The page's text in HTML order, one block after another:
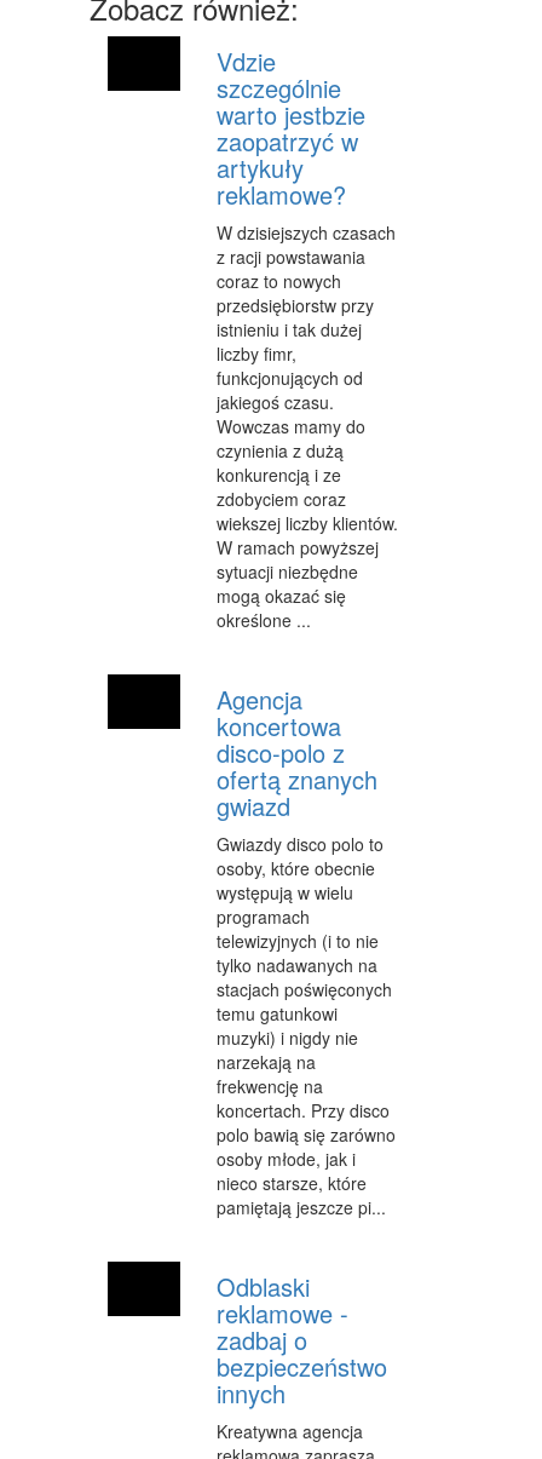
MATERIAŁY REKLAMOWE
INNE AGENCJE
WIGOR
IMPREZY INTEGRACYJNE
HOBBY
ZAJĘCIA SPORTOWE I REKREACYJNE
PRODUKCJA
INFORMATYCZNE
RESTAURACJE, CATERING
FOTOGRAFIA
ADWOKACI, PORADY PRAWNE
SPRZĄTANIE, PORZĄDKOWANIE
SERWIS
INNE USŁUGI
KURIER, PRZESYŁKI
WYCIECZKI
HOTELE I NOCLEGI
PODRÓŻE
ZDROWIE
DIETETYKA, ODCHUDZANIE
KOSMETYKI
LECZENIE
SALONY KOSMETYCZNE
SPRZĘT MEDYCZNY
WEB
KONTAKT
Vdzie
szczególnie
warto jestbzie
zaopatrzyć w
artykuły
reklamowe?
W dzisiejszych czasach
z racji powstawania
coraz to nowych
przedsiębiorstw przy
istnieniu i tak dużej
liczby fimr,
funkcjonujących od
jakiegoś czasu.
Wowczas mamy do
czynienia z dużą
konkurencją i ze
zdobyciem coraz
wiekszej liczby klientów.
W ramach powyższej
sytuacji niezbędne
mogą okazać się
określone ...
Agencja
koncertowa
disco-polo z
ofertą znanych
gwiazd
Gwiazdy disco polo to
osoby, które obecnie
występują w wielu
programach
telewizyjnych (i to nie
tylko nadawanych na
stacjach poświęconych
temu gatunkowi
muzyki) i nigdy nie
narzekają na
frekwencję na
koncertach. Przy disco
polo bawią się zarówno
osoby młode, jak i
nieco starsze, które
pamiętają jeszcze pi...
Odblaski
reklamowe -
zadbaj o
bezpieczeństwo
innych
Kreatywna agencja